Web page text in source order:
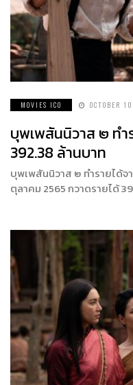
MOVIES ICO OCTOBER
บุพเพสันนิวาส ๒ ทำ
392.38 ล้านบาท
บุพเพสันนิวาส ๒ ทำรายได้จ
ตุลาคม 2565 กวาดรายได้